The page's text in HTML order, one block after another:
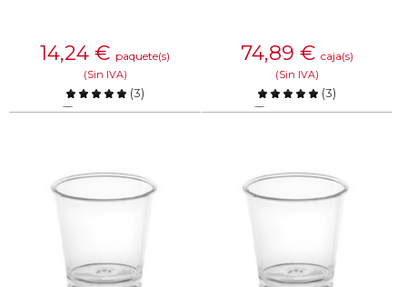
14,24 € paquete(s)
(Sin IVA)
(3)
Comparar
74,89 € caja(s)
(Sin IVA)
(3)
Comparar